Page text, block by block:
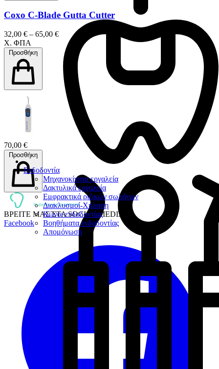
Ενδοδοντία
Μηχανοκίνητα εργαλεία
Δακτυλικά εργαλεία
Εμφρακτικά ριζικών σωλήνων
Διακλυσμοί-Χήληση
Κώνοι ενδοδοντίας
Βοηθήματα ενδοδοντίας
Απομόνωση
Coxo C-Blade Gutta Cutter
32,00 € – 65,00 €
Χ. ΦΠΑ
Προσθήκη
70,00 €
Προσθήκη
ΒΡΕΙΤΕ ΜΑΣ ΣΤΑ SOCIAL MEDIA:
Facebook